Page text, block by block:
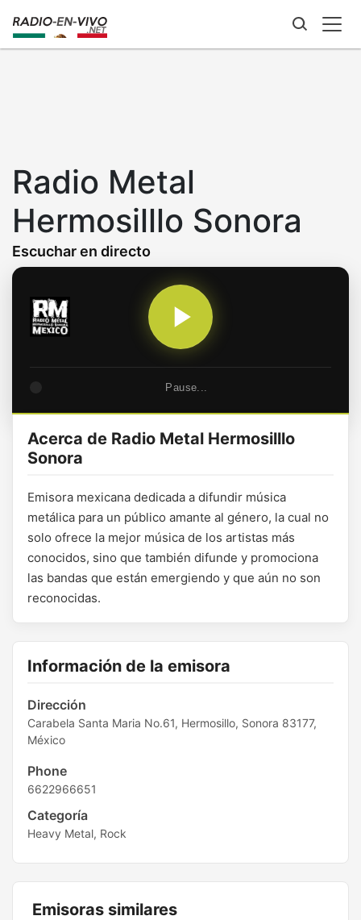
main
Radio Metal
Hermosilllo Sonora
Escuchar en directo
Pause...
Acerca de Radio Metal Hermosilllo
Sonora
Emisora mexicana dedicada a difundir música
metálica para un público amante al género, la cual no
solo ofrece la mejor música de los artistas más
conocidos, sino que también difunde y promociona
las bandas que están emergiendo y que aún no son
reconocidas.
Información de la emisora
Dirección
Carabela Santa Maria No.61, Hermosillo, Sonora 83177,
México
Phone
6622966651
Categoría
Heavy Metal, Rock
Emisoras similares